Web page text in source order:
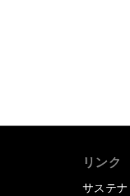
リンク
サステ